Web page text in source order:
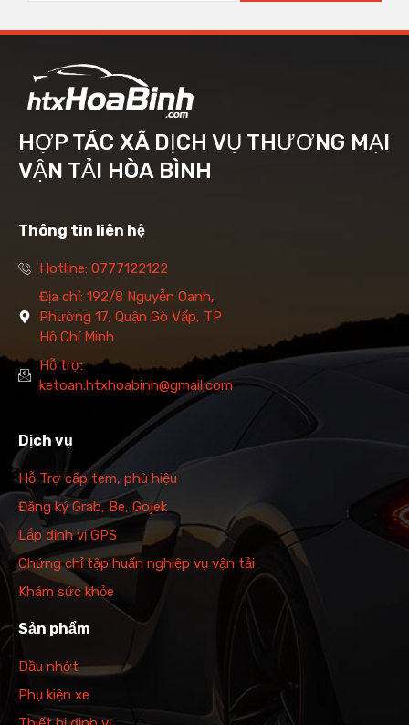
HỢP TÁC XÃ DỊCH VỤ THƯƠNG MẠI
VẬN TẢI HÒA BÌNH
Thông tin liên hệ
Hotline: 0777122122
Địa chỉ: 192/8 Nguyễn Oanh,
Phường 17, Quận Gò Vấp, TP
Hồ Chí Minh
Hỗ trợ:
ketoan.htxhoabinh@gmail.com
Dịch vụ
Hỗ Trợ cấp tem, phù hiệu
Đăng ký Grab, Be, Gojek
Lắp định vị GPS
Chứng chỉ tập huấn nghiệp vụ vận tải
Khám sức khỏe
Sản phẩm
Dầu nhớt
Phụ kiện xe